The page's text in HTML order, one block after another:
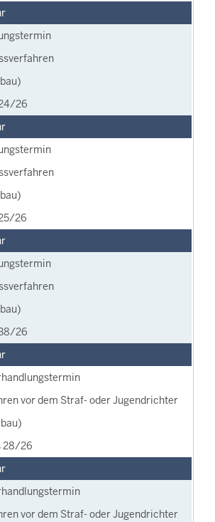
26
26
26
vor dem Straf- oder Jugendrichter
28/26
vor dem Straf- oder Jugendrichter